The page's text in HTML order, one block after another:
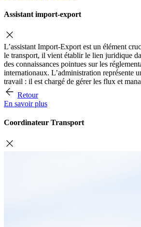
Assistant import-export
L’assistant Import-Export est un élément
le transport, il vient établir le lien juridique
des connaissances pointues sur les
internationaux. L’administration représente
travail : il est chargé de gérer les flux et
Retour
En savoir plus
Coordinateur Transport